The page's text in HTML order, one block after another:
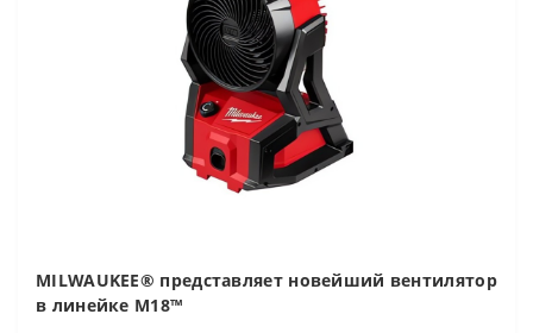
MILWAUKEE® представляет новейший вентилятор
в линейке M18™